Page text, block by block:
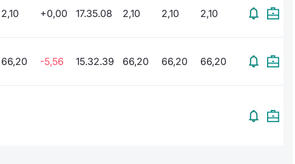
2,10 +0,00 17.35.08 2,10 2,10 2,10
66,20 -5,56 15.32.39 66,20 66,20 66,20